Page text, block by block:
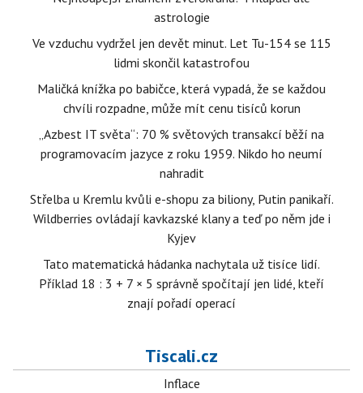
astrologie
Ve vzduchu vydržel jen devět minut. Let Tu-154 se 115
lidmi skončil katastrofou
Maličká knížka po babičce, která vypadá, že se každou
chvíli rozpadne, může mít cenu tisíců korun
„Azbest IT světa“: 70 % světových transakcí běží na
programovacím jazyce z roku 1959. Nikdo ho neumí
nahradit
Střelba u Kremlu kvůli e-shopu za biliony, Putin panikaří.
Wildberries ovládají kavkazské klany a teď po něm jde i
Kyjev
Tato matematická hádanka nachytala už tisíce lidí.
Příklad 18 : 3 + 7 × 5 správně spočítají jen lidé, kteří
znají pořadí operací
Tiscali.cz
Inflace